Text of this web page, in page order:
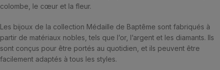
colombe, le cœur et la fleur.
Les bijoux de la collection Médaille de Baptême sont fabriqués à
partir de matériaux nobles, tels que l’or, l’argent et les diamants. Ils
sont conçus pour être portés au quotidien, et ils peuvent être
facilement adaptés à tous les styles.